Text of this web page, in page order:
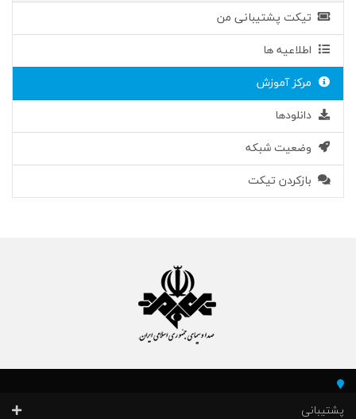
تیکت پشتیبانی من
اطلاعیه ها
مرکز آموزش
دانلودها
وضعیت شبکه
بازکردن تیکت
پشتیبانی